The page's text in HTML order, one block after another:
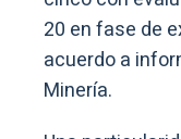
20 en fase de
acuerdo a
Minería.